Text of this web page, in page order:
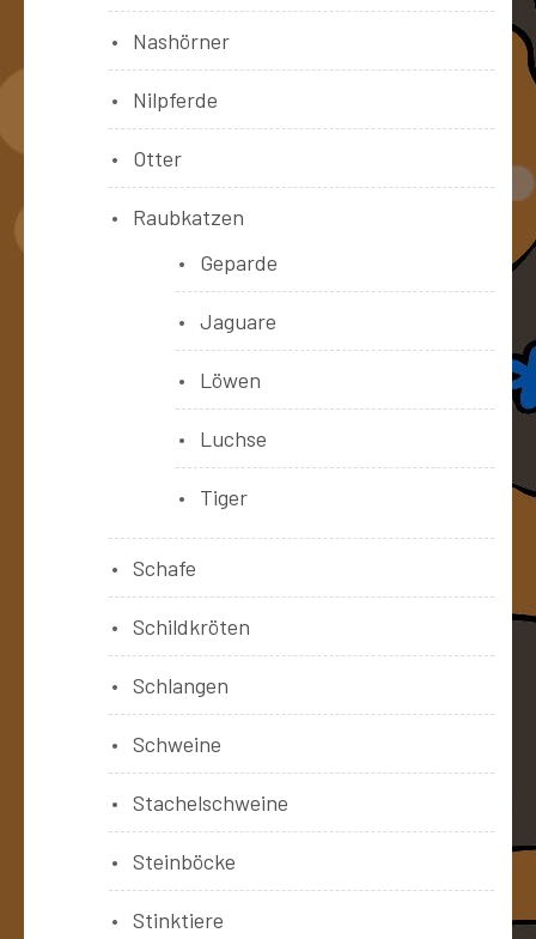
Nashörner
Nilpferde
Otter
Raubkatzen
Geparde
Jaguare
Löwen
Luchse
Tiger
Schafe
Schildkröten
Schlangen
Schweine
Stachelschweine
Steinböcke
Stinktiere